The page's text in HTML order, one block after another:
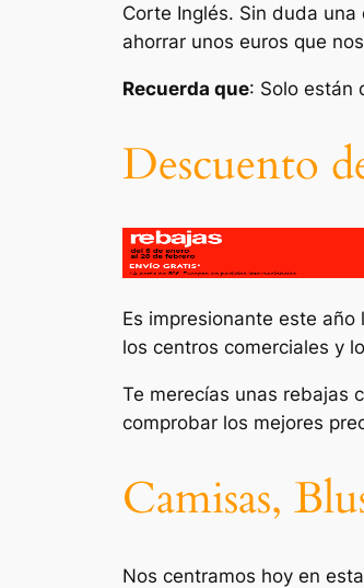
Corte Inglés. Sin duda
ahorrar unos euros que
Recuerda que: Solo están
Descuento
Es impresionante este
los centros comerciales y
Te merecías unas rebajas
comprobar los mejores
Camisas,
Nos centramos hoy en